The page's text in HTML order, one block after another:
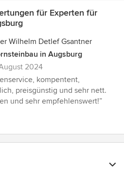
für Experten für
Wilhelm Detlef Gsantner
in Augsburg
2024
kompentent,
preisgünstig und sehr nett.
und sehr empfehlenswert!”